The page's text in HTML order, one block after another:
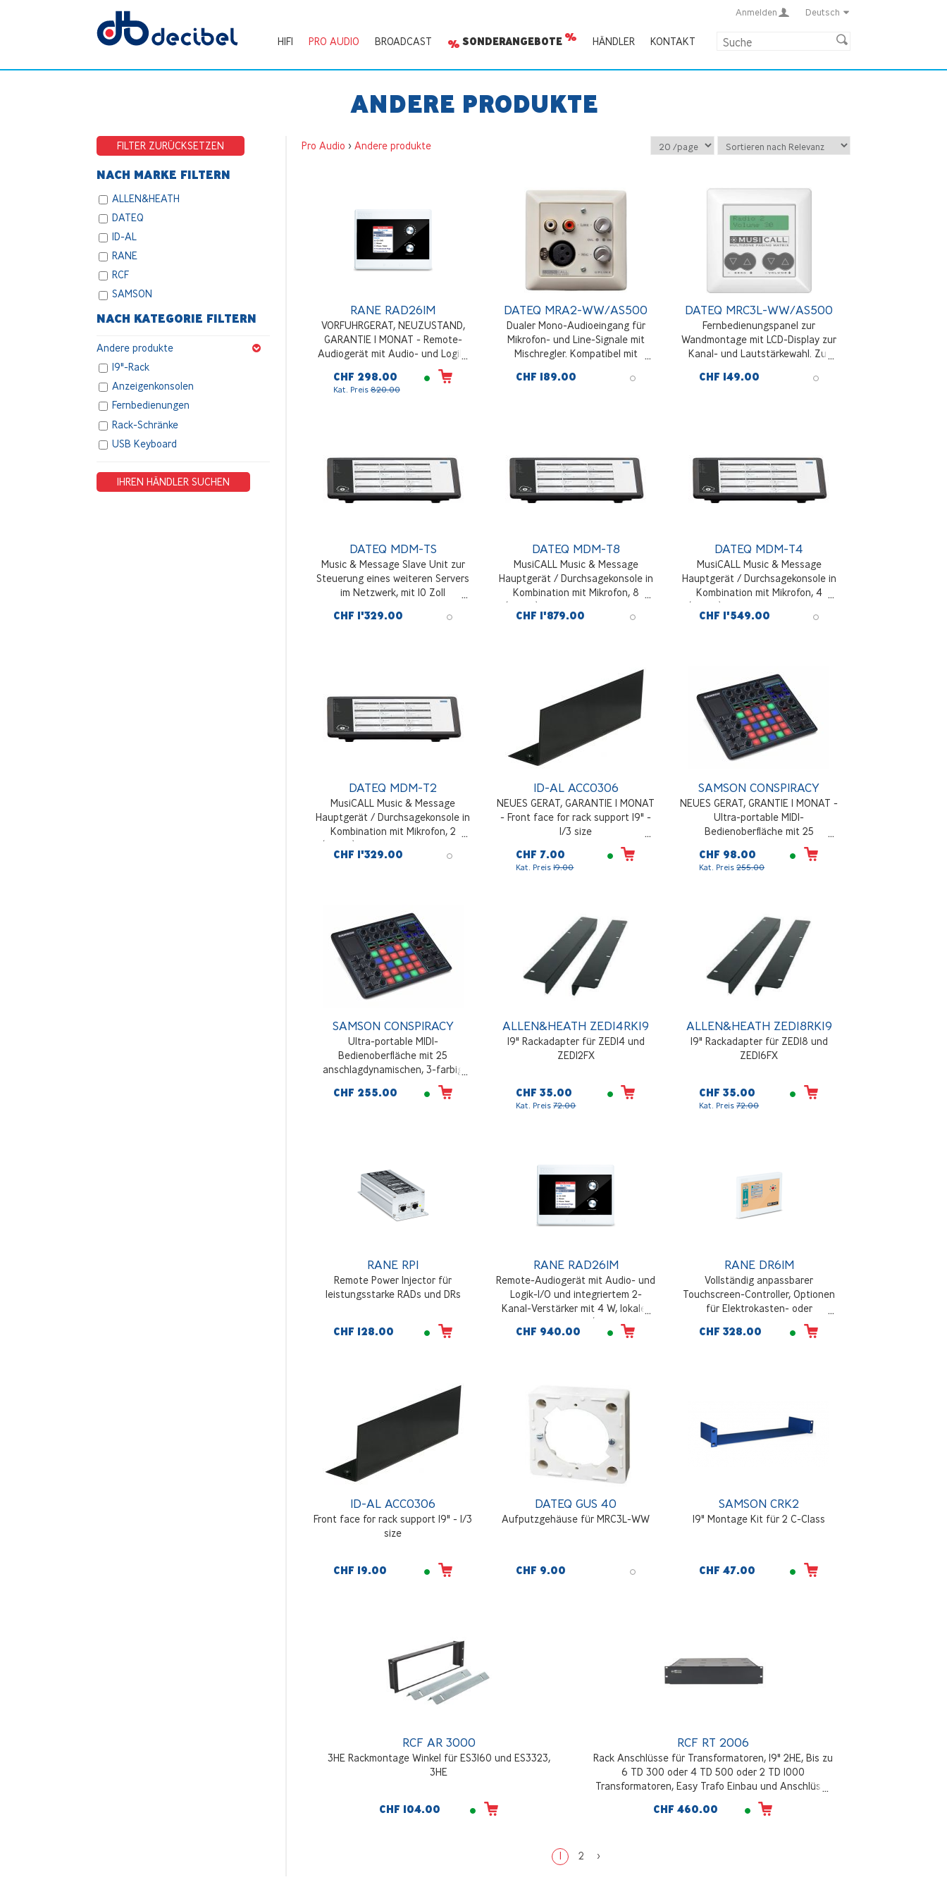
Anmelden Deutsch
HIFI PRO AUDIO BROADCAST SONDERANGEBOTE HÄNDLER KONTAKT
ANDERE PRODUKTE
FILTER ZURÜCKSETZEN
NACH MARKE FILTERN
ALLEN&HEATH
DATEQ
ID-AL
RANE
RCF
SAMSON
NACH KATEGORIE FILTERN
Andere produkte
19"-Rack
Anzeigenkonsolen
Fernbedienungen
Rack-Schränke
USB Keyboard
IHREN HÄNDLER SUCHEN
Pro Audio > Andere produkte
RANE RAD26IM
VORFUHRGERAT, NEUZUSTAND,
GARANTIE 1 MONAT - Remote-
Audiogerät mit Audio- und Logik-
E/A und integriertem 2-Kanal-
Verstärker (4 W), lokaler Audio-
Line-Eingang (Smartphone, Laptop,
CHF 298.00
Kat. Preis820.00
DATEQ MRA2-WW/AS500
Dualer Mono-Audioeingang für
Mikrofon- und Line-Signale mit
Mischregler. Kompatibel mit
Mischern. Farbe weiß, 55x55mm
CHF 189.00
DATEQ MRC3L-WW/AS500
Fernbedienungspanel zur
Wandmontage mit LCD-Display zur
Kanal- und Lautstärkewahl. Zur
55x55mm, weiß
CHF 149.00
DATEQ MDM-TS
Music & Message Slave Unit zur
Steuerung eines weiteren Servers
im Netzwerk, mit 10 Zoll
CHF 1'329.00
DATEQ MDM-T8
MusiCALL Music & Message
Hauptgerät / Durchsagekonsole in
Kombination mit Mikrofon, 8
(Dante) Zonenausgänge, 10 Zoll
Touchscreen, doppelter LAN-
CHF 1'879.00
DATEQ MDM-T4
MusiCALL Music & Message
Hauptgerät / Durchsagekonsole in
Kombination mit Mikrofon, 4
(Dante) Zonenausgänge, 10 Zoll
Touchscreen, doppelter LAN-
CHF 1'549.00
DATEQ MDM-T2
MusiCALL Music & Message
Hauptgerät / Durchsagekonsole in
Kombination mit Mikrofon, 2
(Dante) Zonenausgänge, 10 Zoll
Touchscreen, doppelter LAN-
CHF 1'329.00
ID-AL ACC0306
NEUES GERAT, GARANTIE 1 MONAT
- Front face for rack support 19" -
1/3 size
CHF 7.00
Kat. Preis19.00
SAMSON CONSPIRACY
NEUES GERAT, GRANTIE 1 MONAT -
Ultra-portable MIDI-
Bedienoberfläche mit 25
anschlagdynamischen, 3-farbig
hinterleuchteten Trigger-Pads mit
Aftertouch, 14 rastenden
Crossfader, dedizierten Transport-
Bedienelementen,
Stromversorgung über USB-Bus
CHF 98.00
Kat. Preis255.00
SAMSON CONSPIRACY
Ultra-portable MIDI-
Bedienoberfläche mit 25
anschlagdynamischen, 3-farbig
hinterleuchteten Trigger-Pads mit
Aftertouch, 14 rastenden
Stromversorgung über USB-Bus
CHF 255.00
ALLEN&HEATH ZED14RK19
19" Rackadapter für ZED14 und
ZED12FX
CHF 35.00
Kat. Preis72.00
ALLEN&HEATH ZED18RK19
19" Rackadapter für ZED18 und
ZED16FX
CHF 35.00
Kat. Preis72.00
RANE RPI
Remote Power Injector für
leistungsstarke RADs und DRs
CHF 128.00
RANE RAD26IM
Remote-Audiogerät mit Audio- und
Logik-I/O und integriertem 2-
Kanal-Verstärker mit 4 W, lokaler
Audio-Line-Eingang (Smartphone,
Laptop, MP3), zwei symmetrische
CHF 940.00
RANE DR6IM
Vollständig anpassbarer
Touchscreen-Controller, Optionen
für Elektrokasten- oder
Wandeinbau, unterstützt mehrere
Seiten oder Registerkarten und
CHF 328.00
ID-AL ACC0306
Front face for rack support 19" - 1/3
size
CHF 19.00
DATEQ GUS 40
Aufputzgehäuse für MRC3L-WW
CHF 9.00
SAMSON CRK2
19" Montage Kit für 2 C-Class
CHF 47.00
RCF AR 3000
3HE Rackmontage Winkel für ES3160 und ES3323,
3HE
CHF 104.00
RCF RT 2006
Rack Anschlüsse für Transformatoren, 19" 2HE, Bis zu
6 TD 300 oder 4 TD 500 oder 2 TD 1000
Transformatoren, Easy Trafo Einbau und Anschlüsse
CHF 460.00
1 2 >